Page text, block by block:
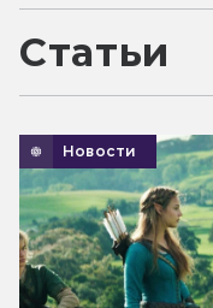
Статьи
Новости